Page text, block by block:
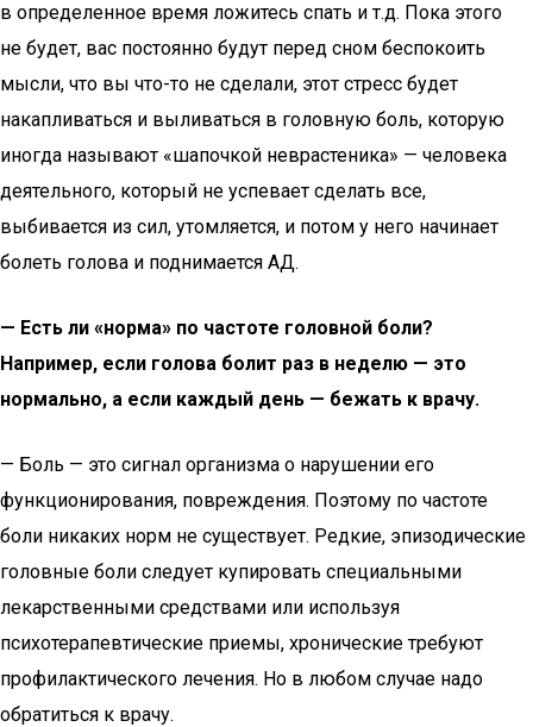
в определенное время ложитесь спать и т.д. Пока этого
не будет, вас постоянно будут перед сном беспокоить
мысли, что вы что-то не сделали, этот стресс будет
накапливаться и выливаться в головную боль, которую
иногда называют «шапочкой неврастеника» — человека
деятельного, который не успевает сделать все,
выбивается из сил, утомляется, и потом у него начинает
болеть голова и поднимается АД.
— Есть ли «норма» по частоте головной боли?
Например, если голова болит раз в неделю — это
нормально, а если каждый день — бежать к врачу.
— Боль — это сигнал организма о нарушении его
функционирования, повреждения. Поэтому по частоте
боли никаких норм не существует. Редкие, эпизодические
головные боли следует купировать специальными
лекарственными средствами или используя
психотерапевтические приемы, хронические требуют
профилактического лечения. Но в любом случае надо
обратиться к врачу.